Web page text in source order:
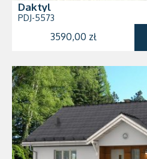
Daktyl
PDJ-5573
3590,00 zł